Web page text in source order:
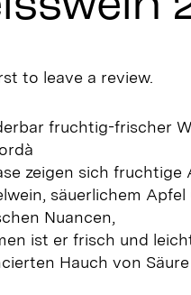
to leave a review.
fruchtig-frischer
zeigen sich
säuerlichem
Nuancen,
ist er frisch und
Hauch von